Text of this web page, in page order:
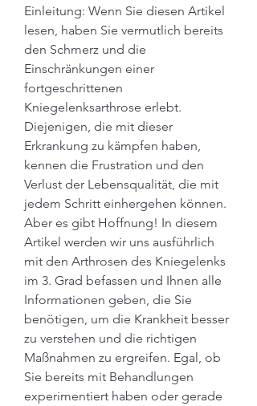
Einleitung: Wenn Sie diesen Artikel
lesen, haben Sie vermutlich bereits
den Schmerz und die
Einschränkungen einer
fortgeschrittenen
Kniegelenksarthrose erlebt.
Diejenigen, die mit dieser
Erkrankung zu kämpfen haben,
kennen die Frustration und den
Verlust der Lebensqualität, die mit
jedem Schritt einhergehen können.
Aber es gibt Hoffnung! In diesem
Artikel werden wir uns ausführlich
mit den Arthrosen des Kniegelenks
im 3. Grad befassen und Ihnen alle
Informationen geben, die Sie
benötigen, um die Krankheit besser
zu verstehen und die richtigen
Maßnahmen zu ergreifen. Egal, ob
Sie bereits mit Behandlungen
experimentiert haben oder gerade